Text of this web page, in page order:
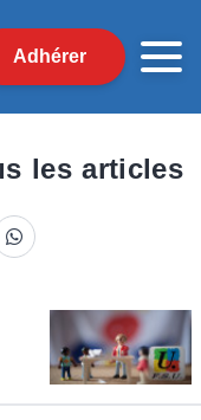
Adhérer
les articles